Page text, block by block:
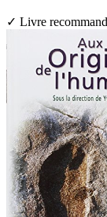
✓ Livre